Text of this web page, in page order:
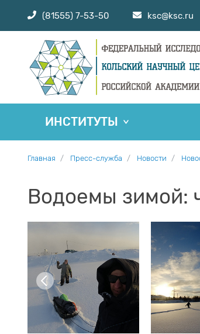
(81555) 7-53-50 ksc@ksc.ru
ИНСТИТУТЫ
Главная Пресс-служба Новости
Водоемы зимой: